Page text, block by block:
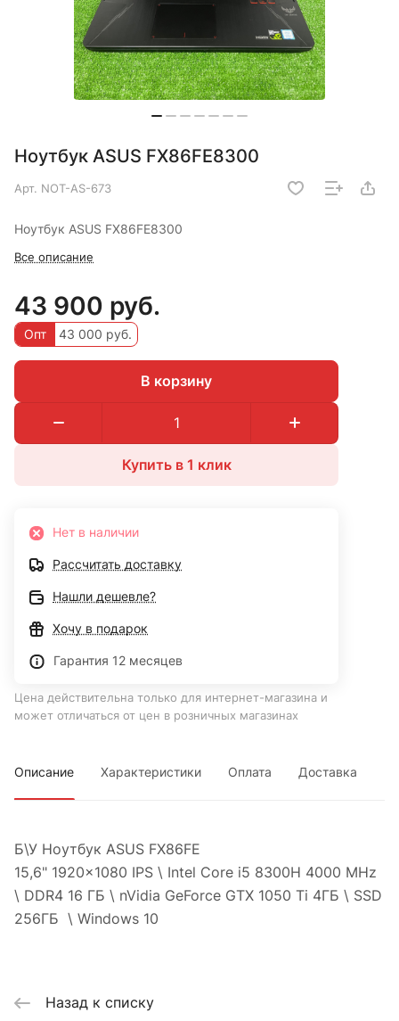
Ноутбук ASUS FX86FE8300
Арт. NOT-AS-673
Ноутбук ASUS FX86FE8300
Все описание
43 900 руб.
Опт 43 000 руб.
В корзину
Купить в 1 клик
Нет в наличии
Рассчитать доставку
Нашли дешевле?
Хочу в подарок
Гарантия 12 месяцев
Цена действительна только для интернет-магазина и
может отличаться от цен в розничных магазинах
Описание Характеристики Оплата Доставка
Б\У Ноутбук ASUS FX86FE
15,6" 1920x1080 IPS \ Intel Core i5 8300H 4000 MHz
\ DDR4 16 ГБ \ nVidia GeForce GTX 1050 Ti 4ГБ \ SSD
256ГБ \ Windows 10
Назад к списку